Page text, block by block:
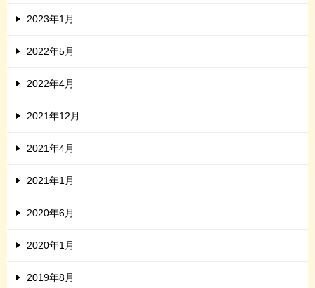
2023年1月
2022年5月
2022年4月
2021年12月
2021年4月
2021年1月
2020年6月
2020年1月
2019年8月